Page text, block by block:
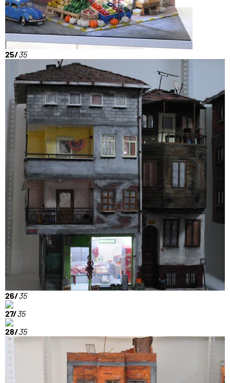
25/35
26/35
27/35
28/35